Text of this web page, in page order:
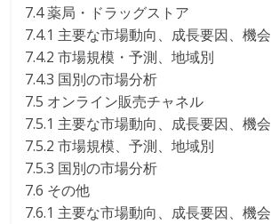
7.4 薬局・ドラッグストア
7.4.1 主要な市場動向、成長要因、機会
7.4.2 市場規模・予測、地域別
7.4.3 国別の市場分析
7.5 オンライン販売チャネル
7.5.1 主要な市場動向、成長要因、機会
7.5.2 市場規模、予測、地域別
7.5.3 国別の市場分析
7.6 その他
7.6.1 主要な市場動向、成長要因、機会